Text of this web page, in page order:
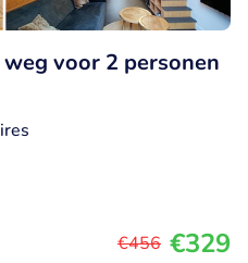
voor 2 personen
€456 €329